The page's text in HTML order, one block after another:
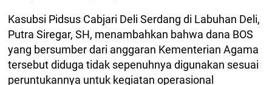
Kasubsi Pidsus Cabjari Deli Serdang di Labuhan Deli,
Putra Siregar, SH, menambahkan bahwa dana BOS
yang bersumber dari anggaran Kementerian Agama
tersebut diduga tidak sepenuhnya digunakan sesuai
peruntukannya untuk kegiatan operasional